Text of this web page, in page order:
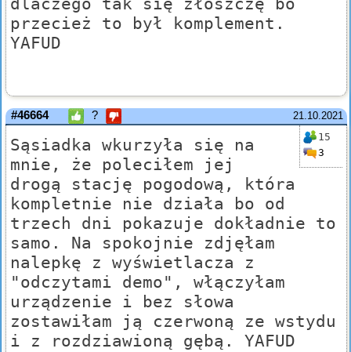
przecież to był komplement.
YAFUD
21.10.2021
#46664 ?
15
3
Sąsiadka wkurzyła się na
mnie, że poleciłem jej
drogą stację pogodową, która
kompletnie nie działa bo od
trzech dni pokazuje dokładnie to
samo. Na spokojnie zdjęłam
nalepkę z wyświetlacza z
"odczytami demo", włączyłam
urządzenie i bez słowa
zostawiłam ją czerwoną ze wstydu
i z rozdziawioną gębą. YAFUD